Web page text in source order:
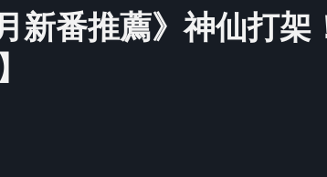
新番推薦》神仙打架